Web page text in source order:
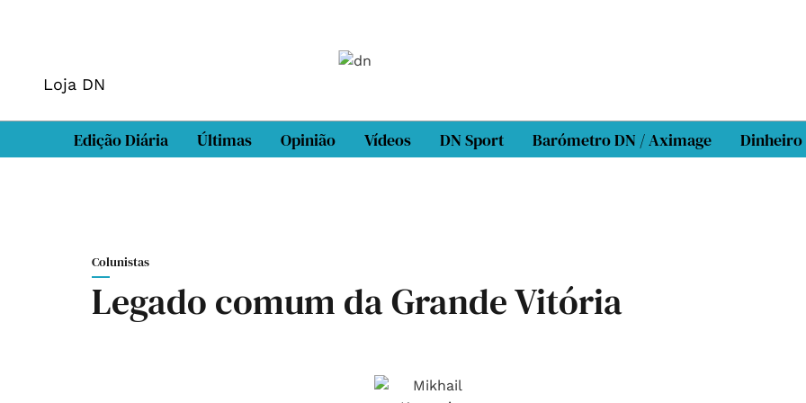
Loja DN
Edição Diária Últimas Opinião Vídeos DN Sport Barómetro DN / Aximage Dinheiro
Colunistas
Legado comum da Grande Vitória